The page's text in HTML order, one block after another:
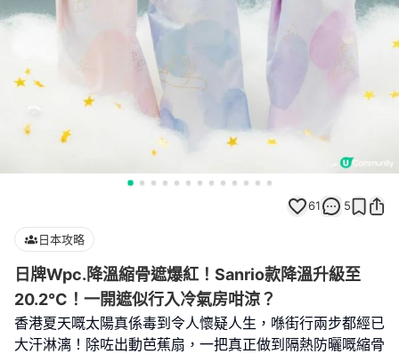
61 5
日本攻略
日牌Wpc.降溫縮骨遮爆紅！Sanrio款降溫升級至
20.2°C！一開遮似行入冷氣房咁涼？
香港夏天嘅太陽真係毒到令人懷疑人生，喺街行兩步都經已
大汗淋漓！除咗出動芭蕉扇，一把真正做到隔熱防曬嘅縮骨